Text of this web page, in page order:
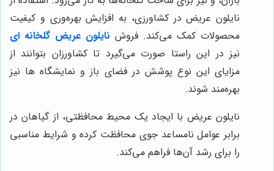
نایلون عریض در کشاورزی، به افزایش بهره‌وری و کیفیت
محصولات کمک می‌کند. فروش نایلون عریض گلخانه ای
نیز در این راستا صورت می‌گیرد تا کشاورزان بتوانند از
مزایای این نوع پوشش در فضای باز و نمایشگاه ها نیز
بهره‌مند شوند.
نایلون عریض با ایجاد یک محیط محافظتی، از گیاهان در
برابر عوامل نامساعد جوی محافظت کرده و شرایط مناسبی
را برای رشد آن‌ها فراهم می‌کند.